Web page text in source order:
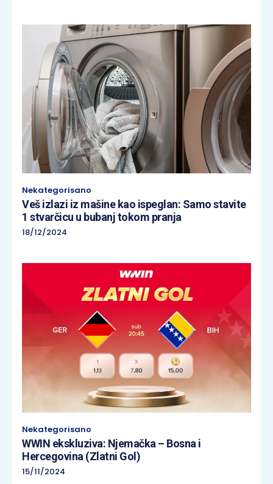
Nekategorisano
Veš izlazi iz mašine kao ispeglan: Samo stavite
1 stvarčicu u bubanj tokom pranja
18/12/2024
Nekategorisano
WWIN ekskluziva: Njemačka – Bosna i
Hercegovina (Zlatni Gol)
15/11/2024